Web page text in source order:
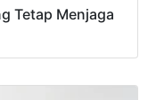
Tetap Menjaga